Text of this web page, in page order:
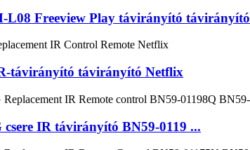
L08 Freeview Play távirányító távirányító
távirányító távirányító Netflix
csere IR távirányító BN59-0119 ...